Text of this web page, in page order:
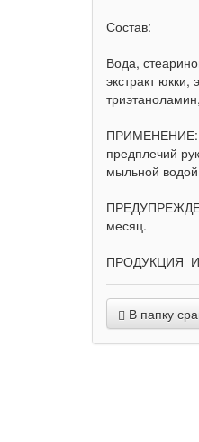
Состав:
Вода,
экстракт
ПРИМЕНЕНИЕ:
предплечий
мыльной
месяц.
ПРОДУКЦИЯ
В папку